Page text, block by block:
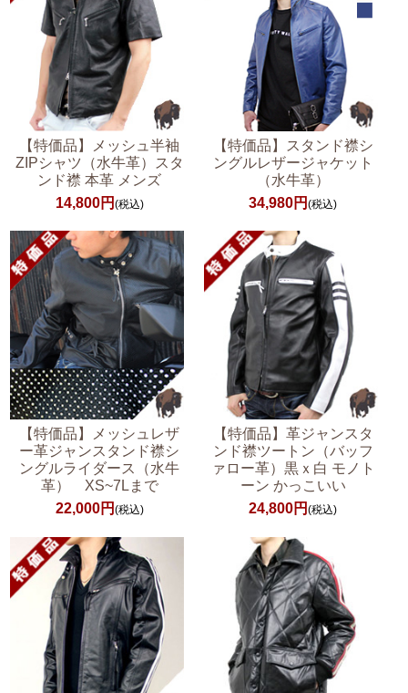
【特価品】メッシュ半袖
ZIPシャツ（水牛革）スタ
ンド襟 本革 メンズ
14,800円 (税込)
【特価品】スタンド襟シ
ングルレザージャケット
（水牛革）
34,980円(税込)
【特価品】メッシュレザ
ー革ジャンスタンド襟シ
ングルライダース（水牛
革） XS~7Lまで
22,000円 (税込)
【特価品】革ジャンスタ
ンド襟ツートン（バッフ
ァロー革）黒ｘ白 モノト
ーン かっこいい
24,800円(税込)